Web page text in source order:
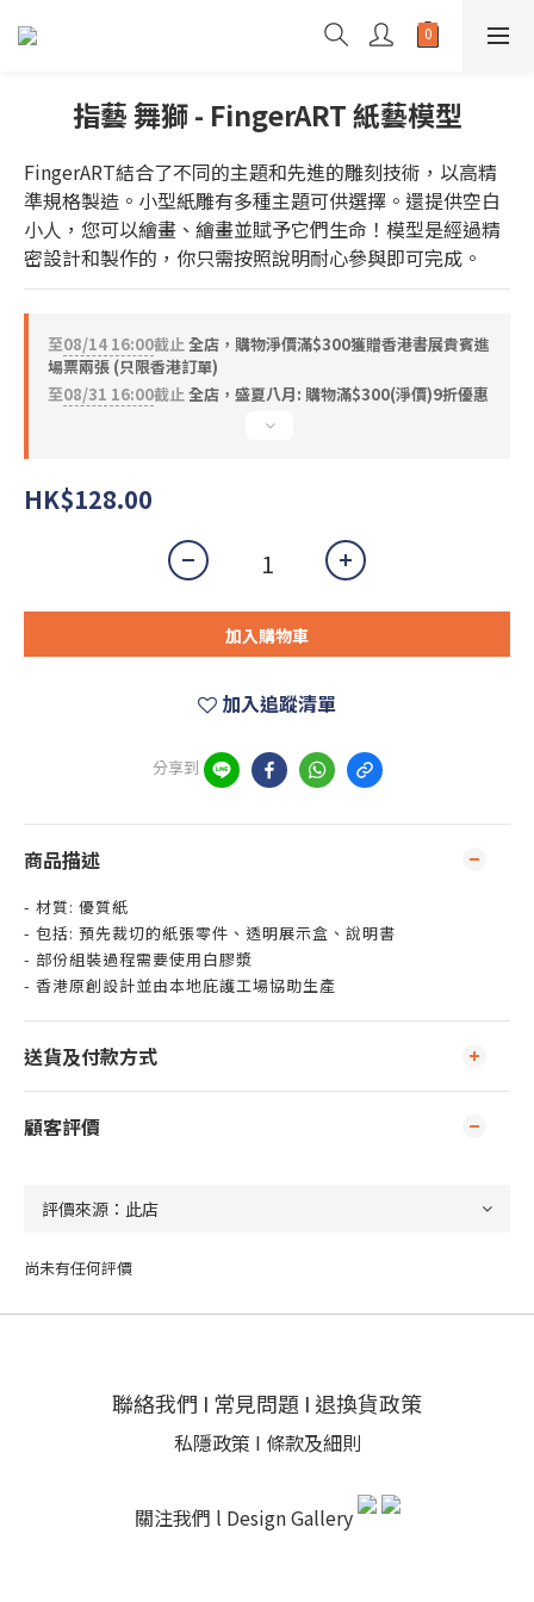
指藝 舞獅 - FingerART 紙藝模型
FingerART結合了不同的主題和先進的雕刻技術，以高精
準規格製造。小型紙雕有多種主題可供選擇。還提供空白
小人，您可以繪畫、繪畫並賦予它們生命！模型是經過精
密設計和製作的，你只需按照說明耐心參與即可完成。
至08/14 16:00截止全店，購物淨價滿$300獲贈香港書展貴賓進
場票兩張 (只限香港訂單)
至08/31 16:00截止全店，盛夏八月: 購物滿$300(淨價)9折優惠
HK$128.00
加入購物車
加入追蹤清單
分享到
商品描述
- 材質: 優質紙
- 包括: 預先裁切的紙張零件、透明展示盒、說明書
- 部份組裝過程需要使用白膠漿
- 香港原創設計並由本地庇護工場協助生產
送貨及付款方式
顧客評價
尚未有任何評價
聯絡我們 I 常見問題 I 退換貨政策
私隱政策 I 條款及細則
關注我們 l Design Gallery